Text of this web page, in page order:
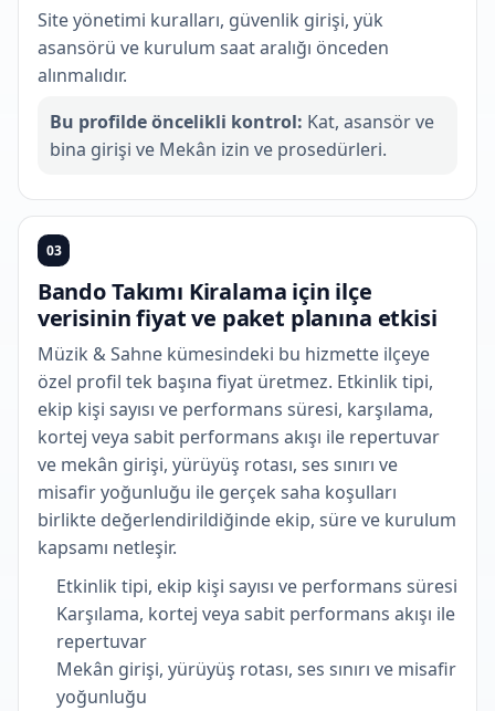
Site yönetimi kuralları, güvenlik girişi, yük
asansörü ve kurulum saat aralığı önceden
alınmalıdır.
Bu profilde öncelikli kontrol: Kat, asansör ve
bina girişi ve Mekân izin ve prosedürleri.
03
Bando Takımı Kiralama için ilçe
verisinin fiyat ve paket planına etkisi
Müzik & Sahne kümesindeki bu hizmette ilçeye
özel profil tek başına fiyat üretmez. Etkinlik tipi,
ekip kişi sayısı ve performans süresi, karşılama,
kortej veya sabit performans akışı ile repertuvar
ve mekân girişi, yürüyüş rotası, ses sınırı ve
misafir yoğunluğu ile gerçek saha koşulları
birlikte değerlendirildiğinde ekip, süre ve kurulum
kapsamı netleşir.
Etkinlik tipi, ekip kişi sayısı ve performans süresi
Karşılama, kortej veya sabit performans akışı ile
repertuvar
Mekân girişi, yürüyüş rotası, ses sınırı ve misafir
yoğunluğu